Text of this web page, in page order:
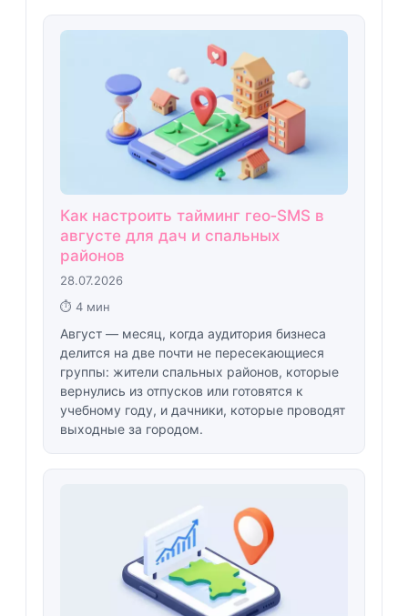
Как настроить тайминг гео‑SMS в
августе для дач и спальных
районов
28.07.2026
⏱ 4 мин
Август — месяц, когда аудитория бизнеса
делится на две почти не пересекающиеся
группы: жители спальных районов, которые
вернулись из отпусков или готовятся к
учебному году, и дачники, которые проводят
выходные за городом.